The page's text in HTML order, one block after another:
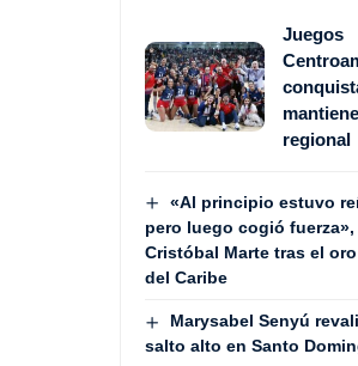
Juegos
regional
«Al principio estuvo
pero luego cogió fuerza»,
Cristóbal Marte tras el
del Caribe
Marysabel Senyú
salto alto en Santo